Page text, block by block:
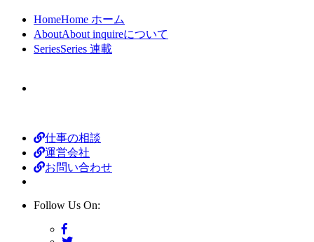
HomeHome ホーム
AboutAbout inquireについて
SeriesSeries 連載
仕事の相談
運営会社
お問い合わせ
Follow Us On: